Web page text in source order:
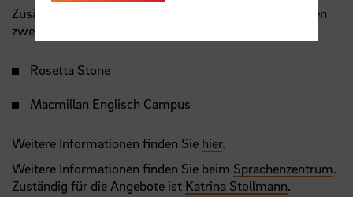
Zusätzlich steht allen Angehörigen der vier Hochschulen
zwei
Rosetta Stone
Macmillan Englisch Campus
Weitere Informationen finden Sie hier.
Weitere Informationen finden Sie beim Sprachenzentrum.
Zuständig für die Angebote ist Katrina Stollmann.